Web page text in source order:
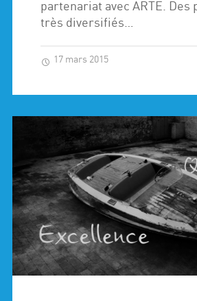
partenariat avec ARTE. Des
très diversifiés…
17 mars 2015